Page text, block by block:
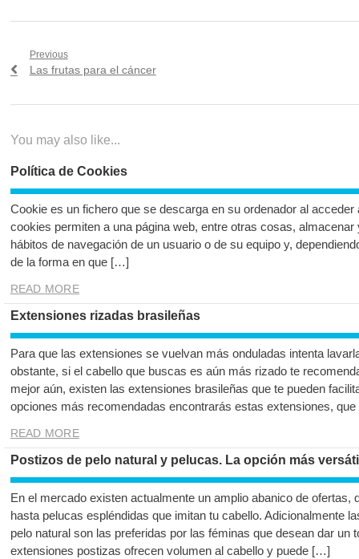
Navegación
Previous
Previous
Las frutas para el cáncer
You may also like...
Política de Cookies
Cookie es un fichero que se descarga en su ordenador al
cookies permiten a una página web, entre otras cosas,
hábitos de navegación de un usuario o de su equipo y,
de la forma en que […]
READ MORE
Extensiones rizadas brasileñas
Para que las extensiones se vuelvan más onduladas intenta
obstante, si el cabello que buscas es aún más rizado te
mejor aún, existen las extensiones brasileñas que te pueden
opciones más recomendadas encontrarás estas extensiones,
READ MORE
Postizos de pelo natural y pelucas. La opción más
En el mercado existen actualmente un amplio abanico de ofertas,
hasta pelucas espléndidas que imitan tu cabello. Adicionalmente
pelo natural son las preferidas por las féminas que desean dar un
extensiones postizas ofrecen volumen al cabello y puede […]